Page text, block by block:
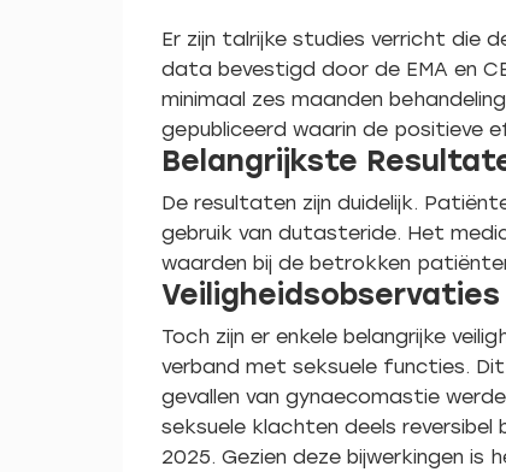
Er zijn talrijke studies verricht die
data bevestigd door de EMA en
minimaal zes maanden
gepubliceerd waarin de positieve
Belangrijkste
De resultaten zijn duidelijk.
gebruik van dutasteride. Het
waarden bij de betrokken
Toch zijn er enkele belangrijke
verband met seksuele functies.
gevallen van gynaecomastie
seksuele klachten deels
2025. Gezien deze bijwerkingen